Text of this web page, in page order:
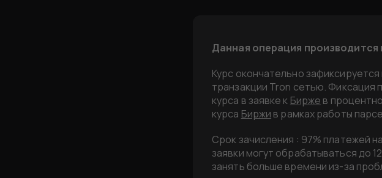
Данная операция производится
Курс окончательно
транзакции Tron сетью. Фиксация
курса в заявке к Бирже в
курса Биржи в рамках работы
Срок зачисления : 97% платежей
заявки могут обрабатываться до
занять больше времени из-за